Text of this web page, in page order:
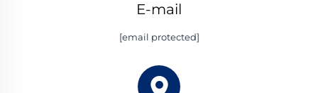
E-mail
[email protected]